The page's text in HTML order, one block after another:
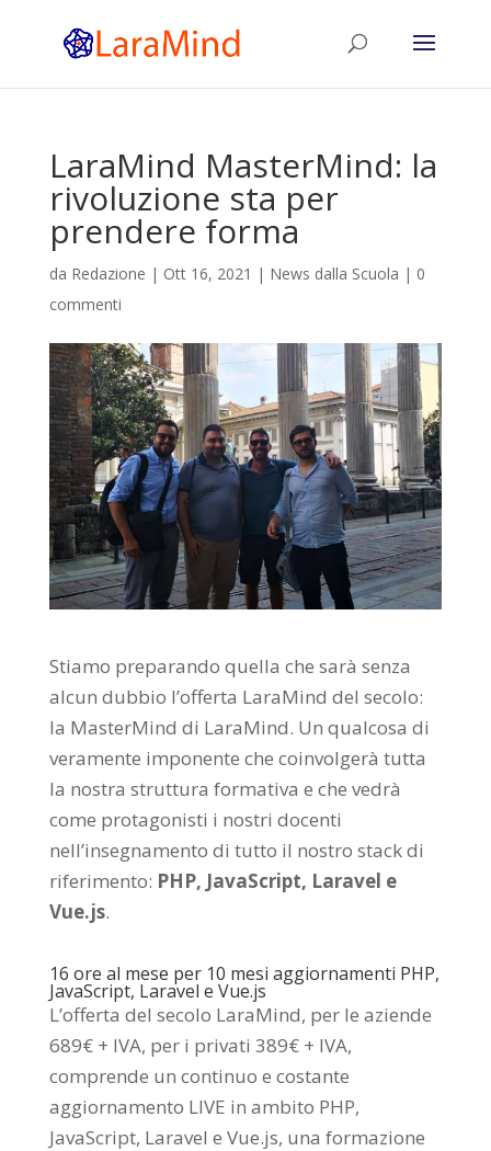
LaraMind MasterMind: la
rivoluzione sta per
prendere forma
da Redazione | Ott 16, 2021 | News dalla Scuola | 0
commenti
Stiamo preparando quella che sarà senza
alcun dubbio l’offerta LaraMind del secolo:
la MasterMind di LaraMind. Un qualcosa di
veramente imponente che coinvolgerà tutta
la nostra struttura formativa e che vedrà
come protagonisti i nostri docenti
nell’insegnamento di tutto il nostro stack di
riferimento: PHP, JavaScript, Laravel e
Vue.js.
16 ore al mese per 10 mesi aggiornamenti PHP,
JavaScript, Laravel e Vue.js
L’offerta del secolo LaraMind, per le aziende
689€ + IVA, per i privati 389€ + IVA,
comprende un continuo e costante
aggiornamento LIVE in ambito PHP,
JavaScript, Laravel e Vue.js, una formazione